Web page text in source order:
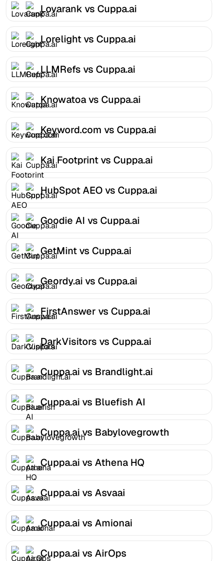
Lovarank vs Cuppa.ai
Lorelight vs Cuppa.ai
LLMRefs vs Cuppa.ai
Knowatoa vs Cuppa.ai
Keyword.com vs Cuppa.ai
Kai Footprint vs Cuppa.ai
HubSpot AEO vs Cuppa.ai
Goodie AI vs Cuppa.ai
GetMint vs Cuppa.ai
Geordy.ai vs Cuppa.ai
FirstAnswer vs Cuppa.ai
DarkVisitors vs Cuppa.ai
Cuppa.ai vs Brandlight.ai
Cuppa.ai vs Bluefish AI
Cuppa.ai vs Babylovegrowth
Cuppa.ai vs Athena HQ
Cuppa.ai vs Asvaai
Cuppa.ai vs Amionai
Cuppa.ai vs AirOps